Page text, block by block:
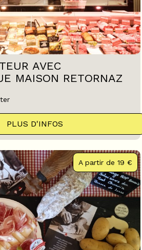
AVEC
MAISON RETORNAZ
PLUS D'INFOS
A partir de 19 €